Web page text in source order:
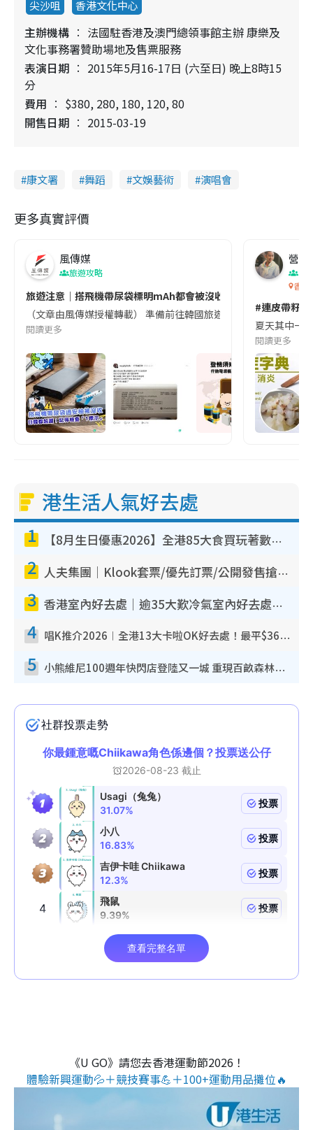
尖沙咀 香港文化中心
主辦機構
法國駐香港及澳門總領事館主辦 康樂及
文化事務署贊助場地及售票服務
表演日期
2015年5月16-17日 (六至日) 晚上8時15
分
費用
$380, 280, 180, 120, 80
開售日期
2015-03-19
康文署 舞蹈 文娛藝術 演唱會
更多真實評價
風傳媒
旅遊攻略
旅遊注意｜搭飛機帶尿袋標明mAh都會被沒收😱出發前切記檢查
（文章由風傳媒授權轉載） 準備前往韓國旅遊的民眾，近期要
閱讀更多
營養
香港
#連皮帶籽
夏天其中一
閱讀更多
港生活人氣好去處
1 【8月生日優惠2026】全港85大食買玩著數攻略 自助餐/火鍋放題同行免費＋誠品/DONKI送現金券
2 人夫集團｜Klook套票/優先訂票/公開發售搶飛攻略！附票價.購票連結.場地座位表
3 香港室內好去處｜逾35大歎冷氣室內好去處推介 室內活動免費避雨無懼落雨
4 唱K推介2026︱全港13大卡啦OK好去處！最平$36起 日文K都有！(附地址+收費詳情)
5 小熊維尼100週年快閃店登陸又一城 重現百畝森林經典場景／獨家限定盲盒登場／專屬DIY香水
《U GO》請您去香港運動節2026！
體驗新興運動💦＋競技賽事💪＋100+運動用品攤位🔥